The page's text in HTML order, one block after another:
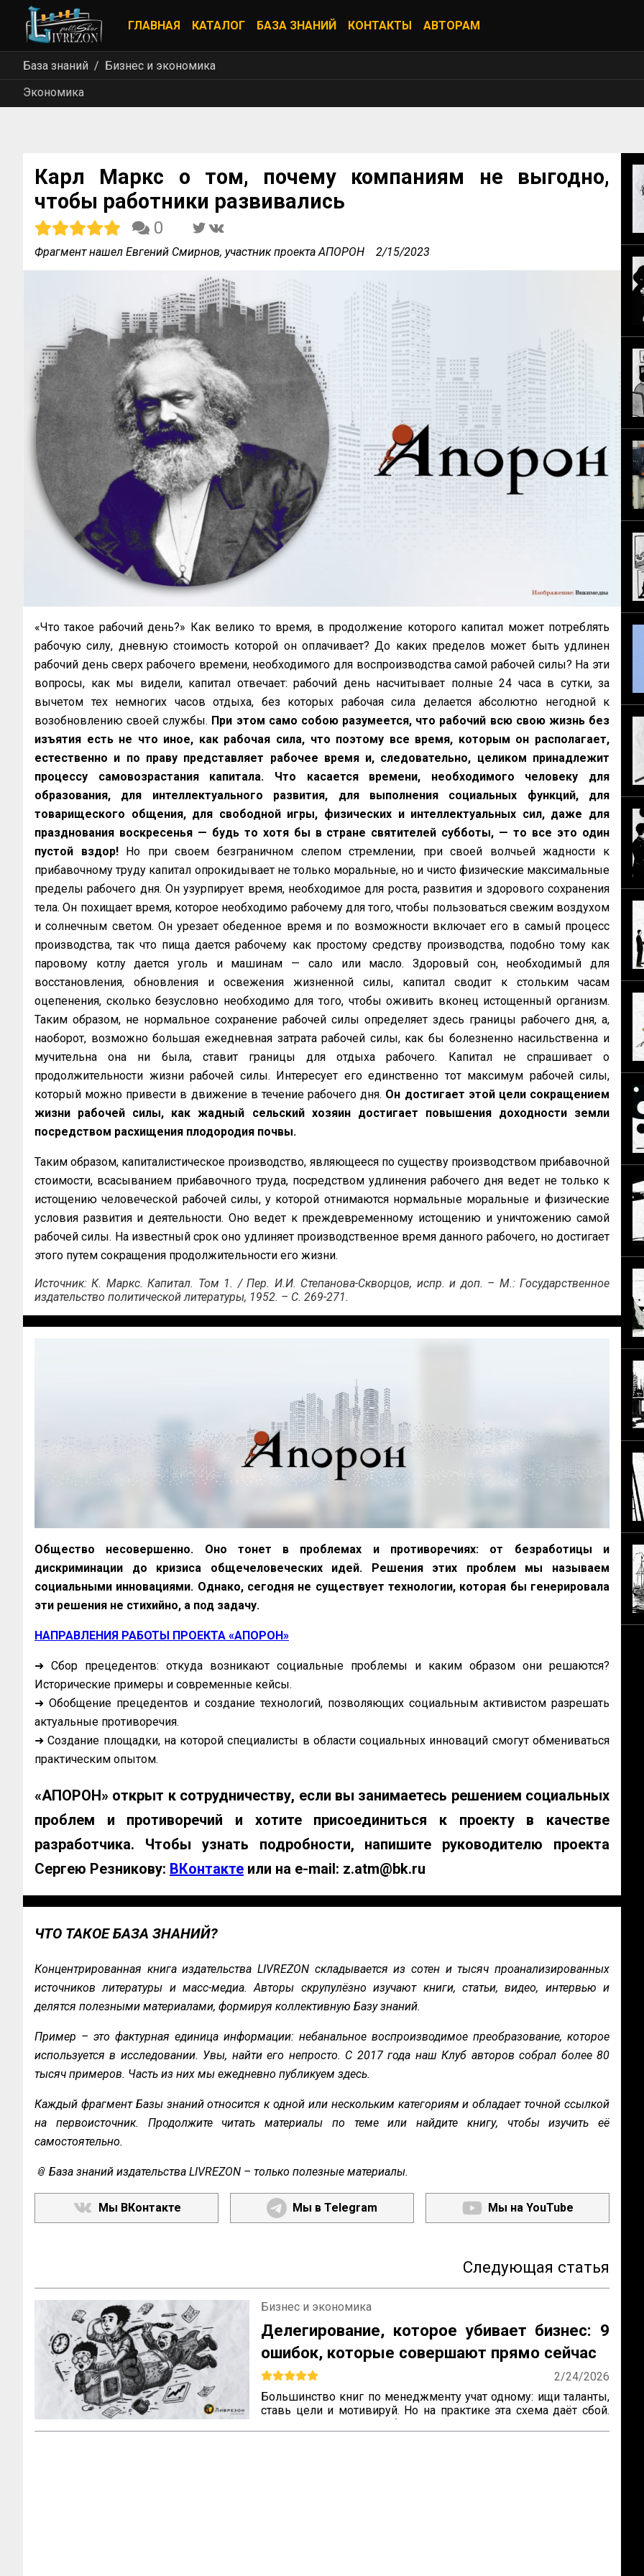
ГЛАВНАЯ КАТАЛОГ БАЗА ЗНАНИЙ КОНТАКТЫ АВТОРАМ
База знаний
Бизнес и экономика
Экономика
Карл Маркс о том, почему компаниям не выгодно,
чтобы работники развивались
0
Фрагмент нашел Евгений Смирнов, участник проекта АПОРОН 2/15/2023
«Что такое рабочий день?» Как велико то время, в продолжение которого капитал может потреблять
рабочую силу, дневную стоимость которой он оплачивает? До каких пределов может быть удлинен
рабочий день сверх рабочего времени, необходимого для воспроизводства самой рабочей силы? На эти
вопросы, как мы видели, капитал отвечает: рабочий день насчитывает полные 24 часа в сутки, за
вычетом тех немногих часов отдыха, без которых рабочая сила делается абсолютно негодной к
возобновлению своей службы. При этом само собою разумеется, что рабочий всю свою жизнь без
изъятия есть не что иное, как рабочая сила, что поэтому все время, которым он располагает,
естественно и по праву представляет рабочее время и, следовательно, целиком принадлежит
процессу самовозрастания капитала. Что касается времени, необходимого человеку для
образования, для интеллектуального развития, для выполнения социальных функций, для
товарищеского общения, для свободной игры, физических и интеллектуальных сил, даже для
празднования воскресенья — будь то хотя бы в стране святителей субботы, — то все это один
пустой вздор!Но при своем безграничном слепом стремлении, при своей волчьей жадности к
прибавочному труду капитал опрокидывает не только моральные, но и чисто физические максимальные
пределы рабочего дня. Он узурпирует время, необходимое для роста, развития и здорового сохранения
тела. Он похищает время, которое необходимо рабочему для того, чтобы пользоваться свежим воздухом
и солнечным светом. Он урезает обеденное время и по возможности включает его в самый процесс
производства, так что пища дается рабочему как простому средству производства, подобно тому как
паровому котлу дается уголь и машинам — сало или масло. Здоровый сон, необходимый для
восстановления, обновления и освежения жизненной силы, капитал сводит к стольким часам
оцепенения, сколько безусловно необходимо для того, чтобы оживить вконец истощенный организм.
Таким образом, не нормальное сохранение рабочей силы определяет здесь границы рабочего дня, а,
наоборот, возможно большая ежедневная затрата рабочей силы, как бы болезненно насильственна и
мучительна она ни была, ставит границы для отдыха рабочего. Капитал не спрашивает о
продолжительности жизни рабочей силы. Интересует его единственно тот максимум рабочей силы,
который можно привести в движение в течение рабочего дня. Он достигает этой цели сокращением
жизни рабочей силы, как жадный сельский хозяин достигает повышения доходности земли
посредством расхищения плодородия почвы.
Таким образом, капиталистическое производство, являющееся по существу производством прибавочной
стоимости, всасыванием прибавочного труда, посредством удлинения рабочего дня ведет не только к
истощению человеческой рабочей силы, у которой отнимаются нормальные моральные и физические
условия развития и деятельности. Оно ведет к преждевременному истощению и уничтожению самой
рабочей силы. На известный срок оно удлиняет производственное время данного рабочего, но достигает
этого путем сокращения продолжительности его жизни.
Источник: К. Маркс. Капитал. Том 1. / Пер. И.И. Степанова-Скворцов, испр. и доп. – М.: Государственное
издательство политической литературы, 1952. – С. 269-271.
Общество несовершенно. Оно тонет в проблемах и противоречиях: от безработицы и
дискриминации до кризиса общечеловеческих идей. Решения этих проблем мы называем
социальными инновациями. Однако, сегодня не существует технологии, которая бы генерировала
эти решения не стихийно, а под задачу.
НАПРАВЛЕНИЯ РАБОТЫ ПРОЕКТА «АПОРОН»
➜ Сбор прецедентов: откуда возникают социальные проблемы и каким образом они решаются?
Исторические примеры и современные кейсы.
➜ Обобщение прецедентов и создание технологий, позволяющих социальным активистом разрешать
актуальные противоречия.
➜ Создание площадки, на которой специалисты в области социальных инноваций смогут обмениваться
практическим опытом.
«АПОРОН» открыт к сотрудничеству, если вы занимаетесь решением социальных
проблем и противоречий и хотите присоединиться к проекту в качестве
разработчика. Чтобы узнать подробности, напишите руководителю проекта
Сергею Резникову: ВКонтакте или на e-mail: z.atm@bk.ru
ЧТО ТАКОЕ БАЗА ЗНАНИЙ?
Концентрированная книга издательства LIVREZON складывается из сотен и тысяч проанализированных
источников литературы и масс-медиа. Авторы скрупулёзно изучают книги, статьи, видео, интервью и
делятся полезными материалами, формируя коллективную Базу знаний.
Пример – это фактурная единица информации: небанальное воспроизводимое преобразование, которое
используется в исследовании. Увы, найти его непросто. С 2017 года наш Клуб авторов собрал более 80
тысяч примеров. Часть из них мы ежедневно публикуем здесь.
Каждый фрагмент Базы знаний относится к одной или нескольким категориям и обладает точной ссылкой
на первоисточник. Продолжите читать материалы по теме или найдите книгу, чтобы изучить её
самостоятельно.
📎 База знаний издательства LIVREZON – только полезные материалы.
Мы ВКонтакте Мы в Telegram Мы на YouTube
Следующая статья
Бизнес и экономика
Делегирование, которое убивает бизнес: 9
ошибок, которые совершают прямо сейчас
2/24/2026
Большинство книг по менеджменту учат одному: ищи таланты,
ставь цели и мотивируй. Но на практике эта схема даёт сбой.
Звёзды уходят, «способные» сотрудники не справляются со